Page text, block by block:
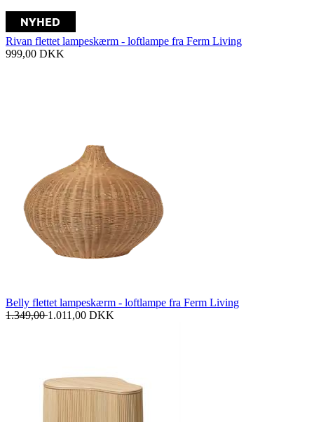
Rivan flettet lampeskærm - loftlampe fra Ferm Living
999,00 DKK
Belly flettet lampeskærm - loftlampe fra Ferm Living
1.349,001.011,00 DKK